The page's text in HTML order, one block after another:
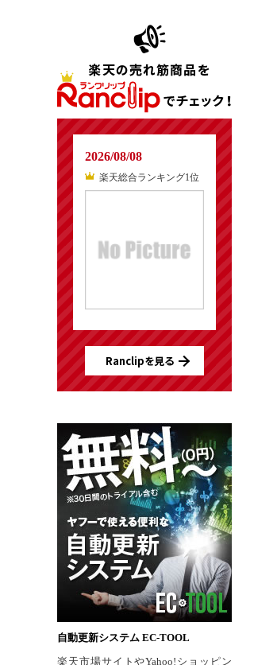
2026/08/08
楽天総合ランキング1位
Ranclipを見る
自動更新システム EC-TOOL
楽天市場サイトやYahoo!ショッピン